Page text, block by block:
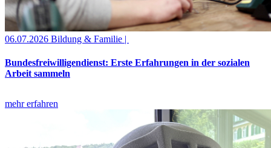
06.07.2026 Bildung & Familie |
Bundesfreiwilligendienst: Erste Erfahrungen in der sozialen
Arbeit sammeln
mehr erfahren